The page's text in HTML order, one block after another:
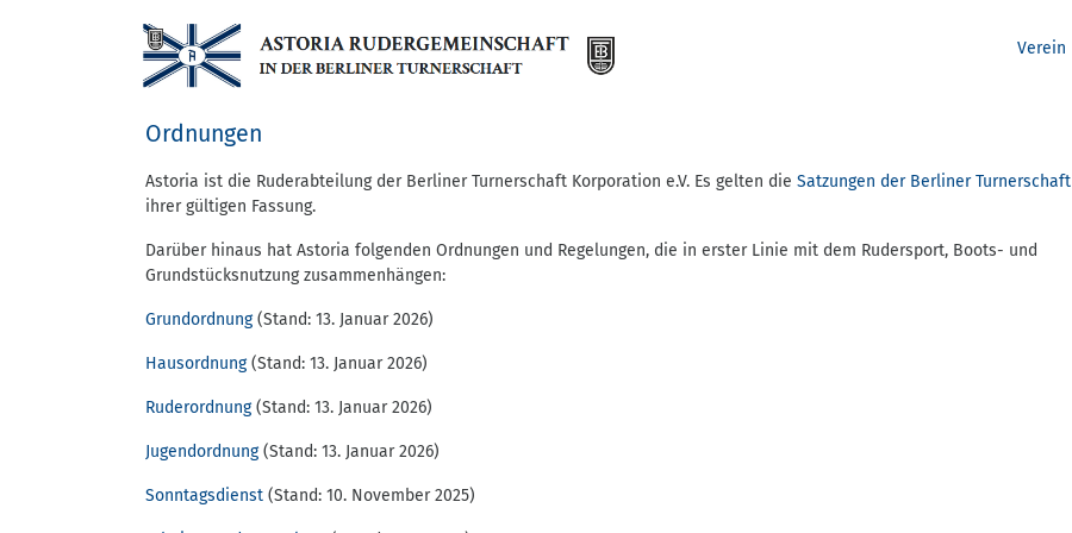
Verein
Ordnungen
Astoria ist die Ruderabteilung der Berliner Turnerschaft Korporation e.V. Es gelten die Satzungen der Berliner Turnerschaft
ihrer gültigen Fassung.
Darüber hinaus hat Astoria folgenden Ordnungen und Regelungen, die in erster Linie mit dem Rudersport, Boots- und
Grundstücksnutzung zusammenhängen:
Grundordnung(Stand: 13. Januar 2026)
Hausordnung(Stand: 13. Januar 2026)
Ruderordnung(Stand: 13. Januar 2026)
Jugendordnung(Stand: 13. Januar 2026)
Sonntagsdienst (Stand: 10. November 2025)